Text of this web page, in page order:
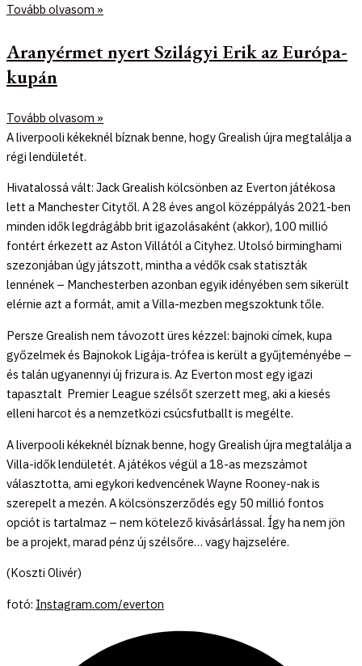
Tovább olvasom »
Aranyérmet nyert Szilágyi Erik az Európa-
kupán
Tovább olvasom »
A liverpooli kékeknél bíznak benne, hogy Grealish újra megtalálja a
régi lendületét.
Hivatalossá vált: Jack Grealish kölcsönben az Everton játékosa
lett a Manchester Citytől. A 28 éves angol középpályás 2021-ben
minden idők legdrágább brit igazolásaként (akkor), 100 millió
fontért érkezett az Aston Villától a Cityhez. Utolsó birminghami
szezonjában úgy játszott, mintha a védők csak statiszták
lennének – Manchesterben azonban egyik idényében sem sikerült
elérnie azt a formát, amit a Villa-mezben megszoktunk tőle.
Persze Grealish nem távozott üres kézzel: bajnoki címek, kupa
győzelmek és Bajnokok Ligája-trófea is került a gyűjteményébe –
és talán ugyanennyi új frizura is. Az Everton most egy igazi
tapasztalt Premier League szélsőt szerzett meg, aki a kiesés
elleni harcot és a nemzetközi csúcsfutballt is megélte.
A liverpooli kékeknél bíznak benne, hogy Grealish újra megtalálja a
Villa-idők lendületét. A játékos végül a 18-as mezszámot
választotta, ami egykori kedvencének Wayne Rooney-nak is
szerepelt a mezén. A kölcsönszerződés egy 50 millió fontos
opciót is tartalmaz – nem kötelező kivásárlással. Így ha nem jön
be a projekt, marad pénz új szélsőre… vagy hajzselére.
(Koszti Olivér)
fotó: Instagram.com/everton